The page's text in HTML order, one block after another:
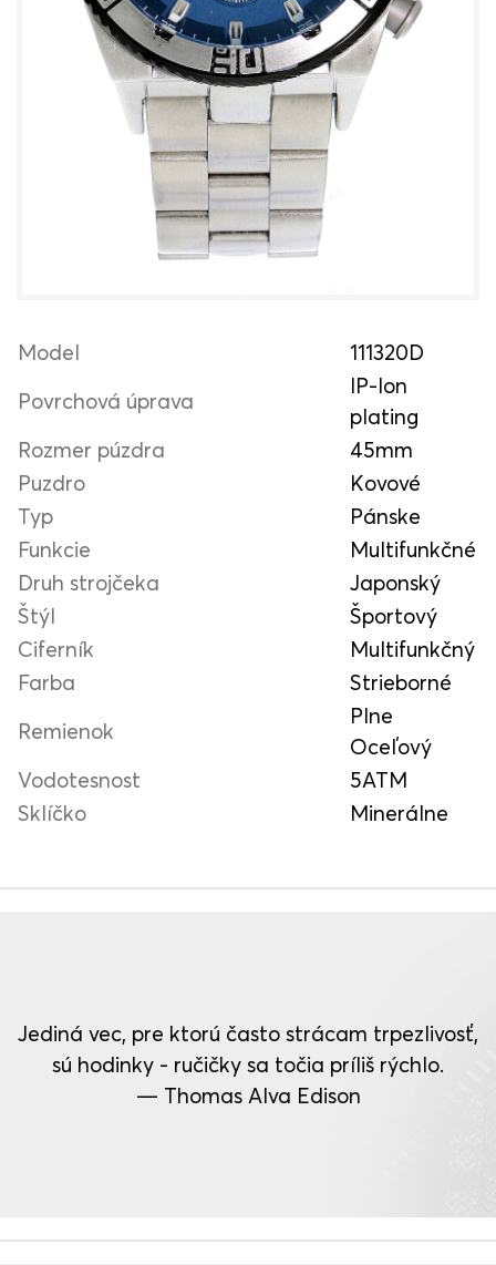
Model
111320D
Povrchová úprava
IP-Ion
plating
Rozmer púzdra
45mm
Puzdro
Kovové
Typ
Pánske
Funkcie
Multifunkčné
Druh strojčeka
Japonský
Štýl
Športový
Ciferník
Multifunkčný
Farba
Strieborné
Remienok
Plne
Oceľový
Vodotesnost
5ATM
Sklíčko
Minerálne
Jediná vec, pre ktorú často strácam trpezlivosť,
sú hodinky - ručičky sa točia príliš rýchlo.
— Thomas Alva Edison